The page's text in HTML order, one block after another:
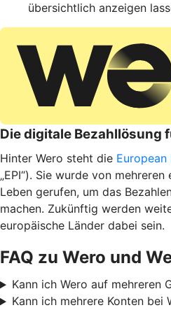
übersichtlich anzeigen
Die digitale Bezahllösung
Hinter Wero steht die
„EPI“). Sie wurde von
Leben gerufen, um das
machen. Zukünftig werden
europäische Länder dabei sein.
FAQ zu Wero und
Kann ich Wero auf mehreren
Kann ich mehrere Konten bei